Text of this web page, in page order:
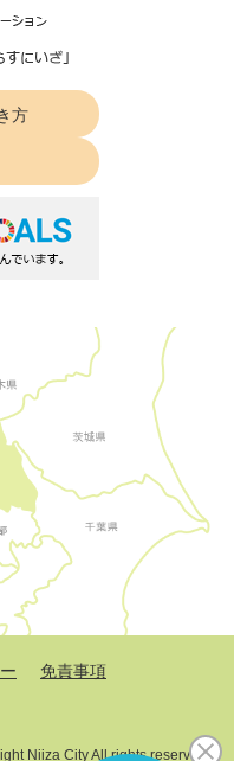
方
免責事項
Niiza City All rights reserved.